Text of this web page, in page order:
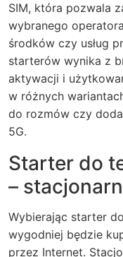
SIM, która pozwala
wybranego
środków czy usług
starterów wynika z
aktywacji i
w różnych
do rozmów czy
5G.
Starter do
–
Wybierając starter
wygodniej będzie
przez Internet.